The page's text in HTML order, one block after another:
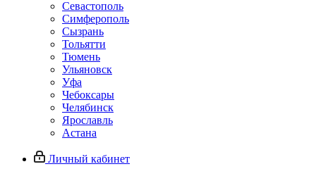
Севастополь
Симферополь
Сызрань
Тольятти
Тюмень
Ульяновск
Уфа
Чебоксары
Челябинск
Ярославль
Астана
Личный кабинет